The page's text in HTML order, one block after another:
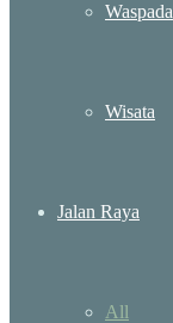
Waspada
Wisata
Jalan Raya
All